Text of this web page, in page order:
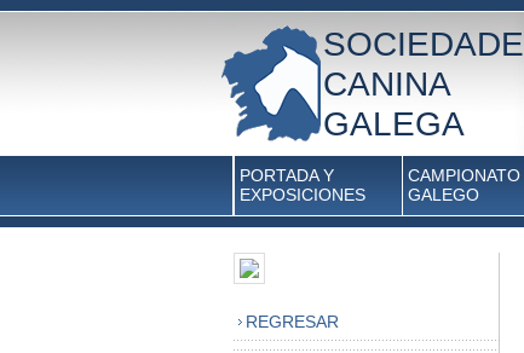
SOCIEDADE
CANINA
GALEGA
PORTADA Y
EXPOSICIONES
CAMPIONATO
GALEGO
REGRESAR